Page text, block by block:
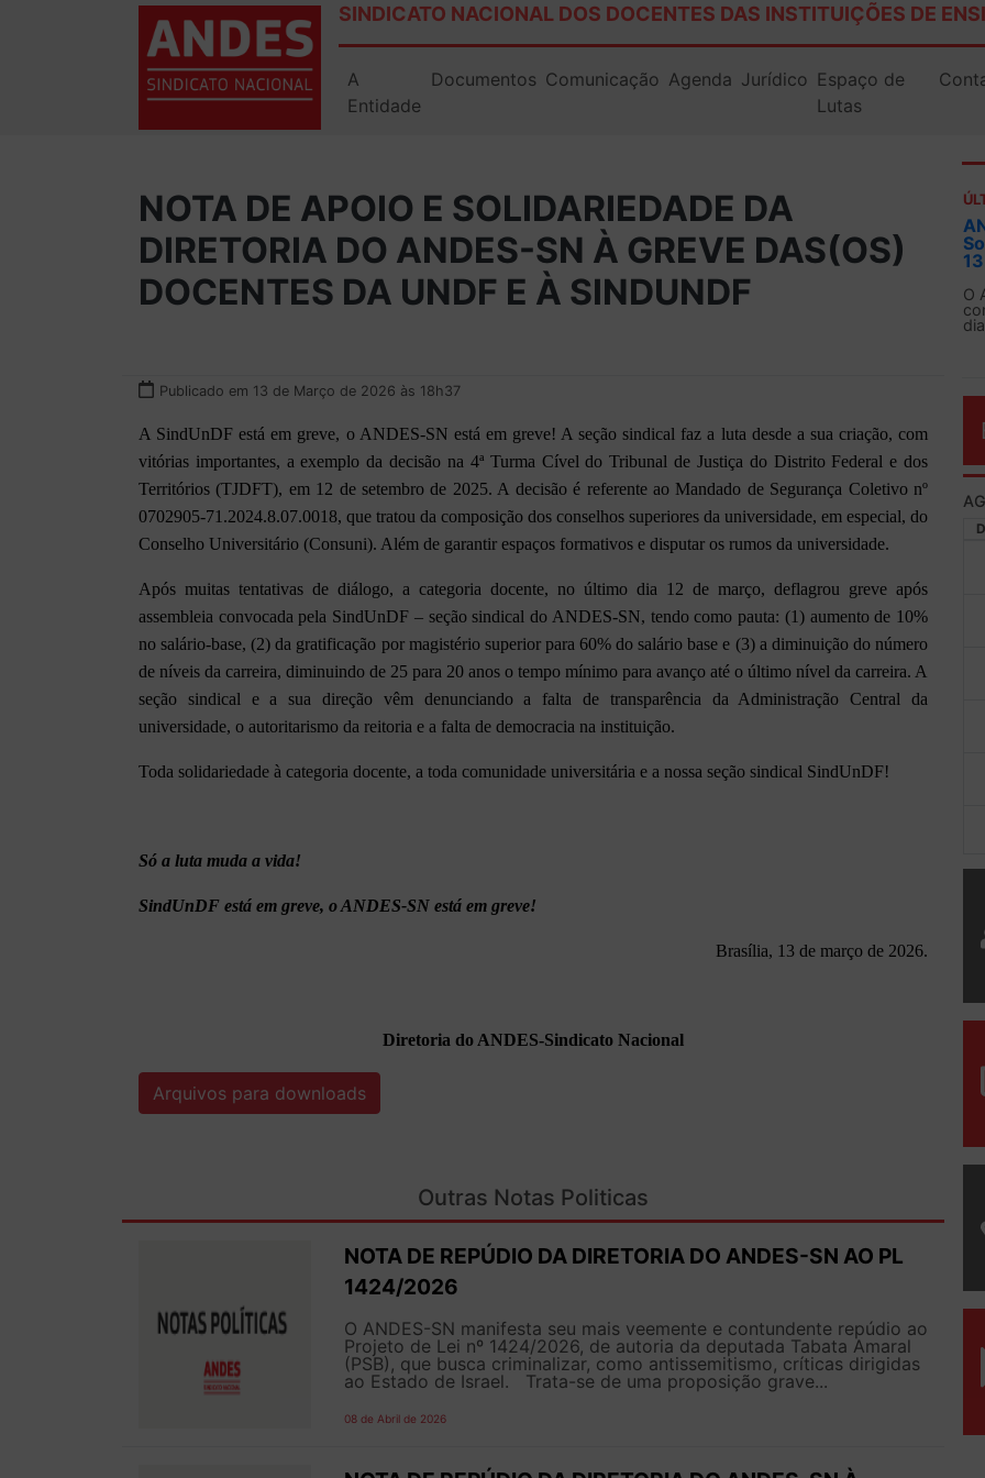
SINDICATO NACIONAL DOS DOCENTES DAS INSTITUIÇÕES DE
A
Entidade
Documentos Comunicação Agenda Jurídico Espaço de
Lutas
NOTA DE APOIO E SOLIDARIEDADE DA
DIRETORIA DO ANDES-SN À GREVE DAS(OS)
DOCENTES DA UNDF E À SINDUNDF
Publicado em 13 de Março de 2026 às 18h37
A SindUnDF está em greve, o ANDES-SN está em greve! A seção sindical faz a luta desde a sua criação, com
vitórias importantes, a exemplo da decisão na 4ª Turma Cível do Tribunal de Justiça do Distrito Federal e dos
Territórios (TJDFT), em 12 de setembro de 2025. A decisão é referente ao Mandado de Segurança Coletivo nº
0702905-71.2024.8.07.0018, que tratou da composição dos conselhos superiores da universidade, em especial, do
Conselho Universitário (Consuni). Além de garantir espaços formativos e disputar os rumos da universidade.
Após muitas tentativas de diálogo, a categoria docente, no último dia 12 de março, deflagrou greve após
assembleia convocada pela SindUnDF – seção sindical do ANDES-SN, tendo como pauta: (1) aumento de 10%
no salário-base, (2) da gratificação por magistério superior para 60% do salário base e (3) a diminuição do número
de níveis da carreira, diminuindo de 25 para 20 anos o tempo mínimo para avanço até o último nível da carreira. A
seção sindical e a sua direção vêm denunciando a falta de transparência da Administração Central da
universidade, o autoritarismo da reitoria e a falta de democracia na instituição.
Toda solidariedade à categoria docente, a toda comunidade universitária e a nossa seção sindical SindUnDF!
Só a luta muda a vida!
SindUnDF está em greve, o ANDES-SN está em greve!
Brasília, 13 de março de 2026.
Diretoria do ANDES-Sindicato Nacional
Arquivos para downloads
Outras Notas Politicas
NOTA DE REPÚDIO DA DIRETORIA DO ANDES-SN AO PL
1424/2026
O ANDES-SN manifesta seu mais veemente e contundente repúdio ao
Projeto de Lei nº 1424/2026, de autoria da deputada Tabata Amaral
(PSB), que busca criminalizar, como antissemitismo, críticas dirigidas
ao Estado de Israel. Trata-se de uma proposição grave...
08 de Abril de 2026
O